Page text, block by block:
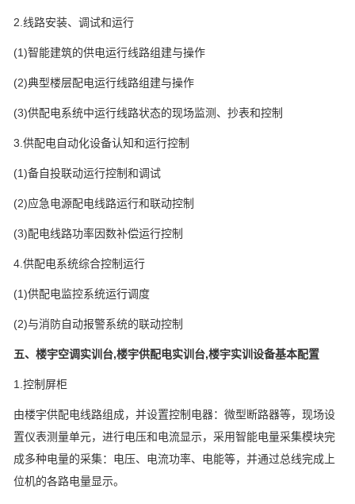
2.线路安装、调试和运行
(1)智能建筑的供电运行线路组建与操作
(2)典型楼层配电运行线路组建与操作
(3)供配电系统中运行线路状态的现场监测、抄表和控制
3.供配电自动化设备认知和运行控制
(1)备自投联动运行控制和调试
(2)应急电源配电线路运行和联动控制
(3)配电线路功率因数补偿运行控制
4.供配电系统综合控制运行
(1)供配电监控系统运行调度
(2)与消防自动报警系统的联动控制
五、楼宇空调实训台,楼宇供配电实训台,楼宇实训设备基本配置
1.控制屏柜
由楼宇供配电线路组成，并设置控制电器：微型断路器等，现场设
置仪表测量单元，进行电压和电流显示，采用智能电量采集模块完
成多种电量的采集：电压、电流功率、电能等，并通过总线完成上
位机的各路电量显示。